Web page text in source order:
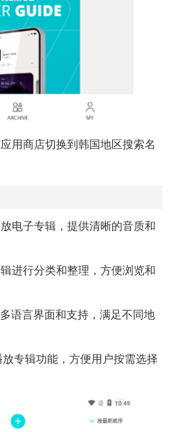
用商店切换到韩国地区搜索名
电子专辑，提供清晰的音质和
进行分类和整理，方便浏览和
语言界面和支持，满足不同地
专辑功能，方便用户按需选择